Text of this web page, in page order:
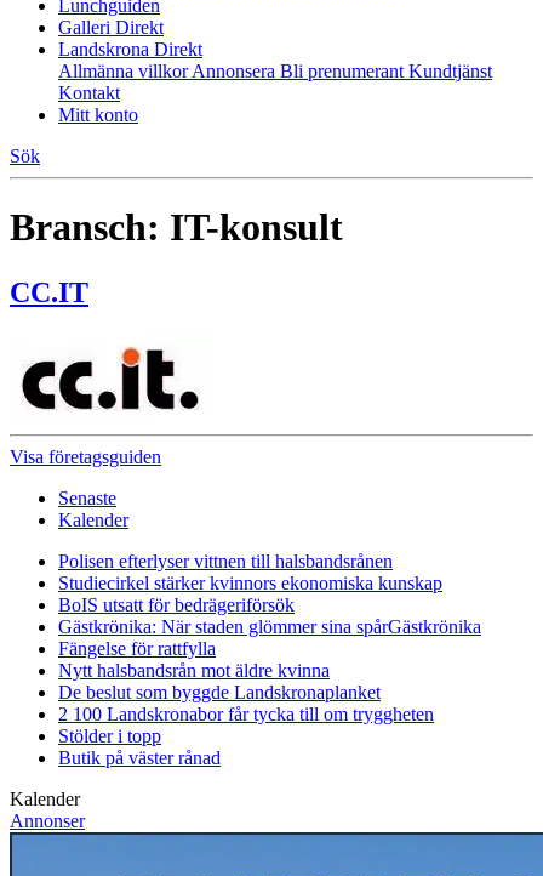
Lunchguiden
Galleri Direkt
Landskrona Direkt
Allmänna villkorAnnonsera Bli prenumerant Kundtjänst
Kontakt
Mitt konto
Sök
Bransch: IT-konsult
CC.IT
Visa företagsguiden
Senaste
Kalender
Polisen efterlyser vittnen till halsbandsrånen
Studiecirkel stärker kvinnors ekonomiska kunskap
BoIS utsatt för bedrägeriförsök
Gästkrönika: När staden glömmer sina spårGästkrönika
Fängelse för rattfylla
Nytt halsbandsrån mot äldre kvinna
De beslut som byggde Landskronaplanket
2 100 Landskronabor får tycka till om tryggheten
Stölder i topp
Butik på väster rånad
Kalender
Annonser